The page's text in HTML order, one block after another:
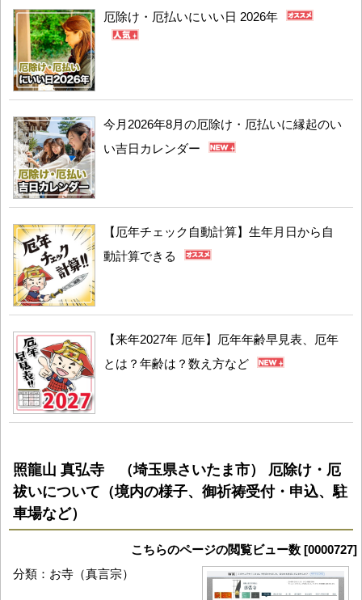
厄除け・厄払いにいい日 2026年
今月2026年8月の厄除け・厄払いに縁起のい
い吉日カレンダー
【厄年チェック自動計算】生年月日から自
動計算できる
【来年2027年 厄年】厄年年齢早見表、厄年
とは？年齢は？数え方など
照龍山 真弘寺 （埼玉県さいたま市） 厄除け・厄
祓いについて（境内の様子、御祈祷受付・申込、駐
車場など）
こちらのページの閲覧ビュー数 [0000727]
分類：お寺（真言宗）